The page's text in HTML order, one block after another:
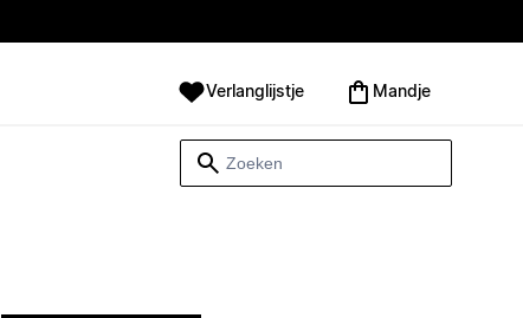
Verlanglijstje Mandje